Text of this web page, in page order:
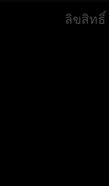
ลิขสิทธิ์